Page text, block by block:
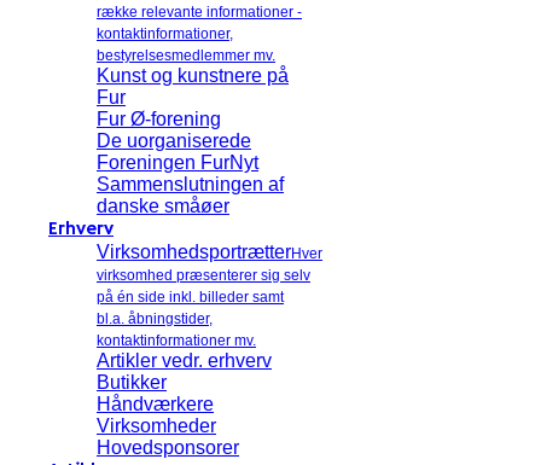
række relevante informationer -
kontaktinformationer,
bestyrelsesmedlemmer mv.
Kunst og kunstnere på
Fur
Fur Ø-forening
De uorganiserede
Foreningen FurNyt
Sammenslutningen af
danske småøer
Erhverv
VirksomhedsportrætterHver
virksomhed præsenterer sig selv
på én side inkl. billeder samt
bl.a. åbningstider,
kontaktinformationer mv.
Artikler vedr. erhverv
Butikker
Håndværkere
Virksomheder
Hovedsponsorer